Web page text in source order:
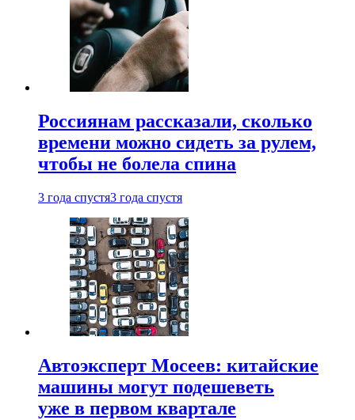
Россиянам рассказали, сколько
времени можно сидеть за рулем,
чтобы не болела спина
3 года спустя3 года спустя
Автоэксперт Мосеев: китайские
машины могут подешеветь
уже в первом квартале